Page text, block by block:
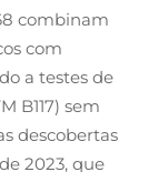
combinam
com
a testes de
B117) sem
descobertas
2023, que